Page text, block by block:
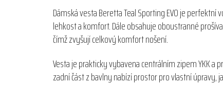
Dámská vesta Beretta Teal Sporting EVO je
lehkost a komfort. Dále obsahuje oboustranné
čímž zvyšují celkový komfort nošení.
Vesta je prakticky vybavena centrálním zipem YKK
zadní část z bavlny nabízí prostor pro vlastní